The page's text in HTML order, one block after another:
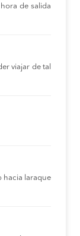
de salida
viajar de tal
hacia laraque